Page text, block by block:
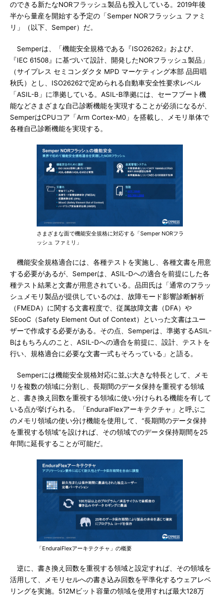
のできる新たなNORフラッシュ製品も投入している。2019年後
半から量産を開始する予定の「Semper NORフラッシュ ファミ
リ」（以下、Semper）だ。
Semperは、「機能安全規格である『ISO26262』および、
『IEC 61508』に基づいて設計、開発したNORフラッシュ製品」
（サイプレス セミコンダクタ MPD マーケティング本部 品田唱
秋氏）とし、ISO26262で定められる自動車安全性要求レベル
「ASIL-B」に準拠している。ASIL-B準拠には、セーフブート機
能などさまざまな自己診断機能を実現することが必須になるが、
SemperはCPUコア「Arm Cortex-M0」を搭載し、メモリ単体で
各種自己診断機能を実現する。
さまざまな面で機能安全規格に対応する「Semper NORフラ
ッシュ ファミリ」
機能安全規格適合には、各種テストを実施し、各種文書を用意
する必要があるが、Semperは、ASIL-Dへの適合を前提にした各
種テスト結果と文書が用意されている。品田氏は「通常のフラッ
シュメモリ製品が提供しているのは、故障モード影響診断解析
（FMEDA）に関する文書程度で、従属故障文書（DFA）や
SEooC（Safety Element Out of Context）といった文書はユー
ザーで作成する必要がある。その点、Semperは、準拠するASIL-
Bはもちろんのこと、ASIL-Dへの適合を前提に、設計、テストを
行い、規格適合に必要な文書一式もそろっている」と語る。
Semperには機能安全規格対応に並ぶ大きな特長として、メモ
リを複数の領域に分割し、長期間のデータ保持を重視する領域
と、書き換え回数を重視する領域に使い分けられる機能を有して
いる点が挙げられる。「EnduralFlexアーキテクチャ」と呼ぶこ
のメモリ領域の使い分け機能を使用して、“長期間のデータ保持
を重視する領域”を設ければ、その領域でのデータ保持期間を25
年間に延長することが可能だ。
「EnduralFlexアーキテクチャ」の概要
逆に、書き換え回数を重視する領域と設定すれば、その領域を
活用して、メモリセルへの書き込み回数を平準化するウェアレベ
リングを実施。512Mビット容量の領域を使用すれば最大128万